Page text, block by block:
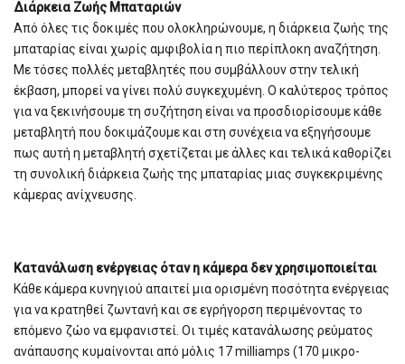
Διάρκεια Ζωής Μπαταριών
Από όλες τις δοκιμές που ολοκληρώνουμε, η διάρκεια ζωής της
μπαταρίας είναι χωρίς αμφιβολία η πιο περίπλοκη αναζήτηση.
Με τόσες πολλές μεταβλητές που συμβάλλουν στην τελική
έκβαση, μπορεί να γίνει πολύ συγκεχυμένη. Ο καλύτερος τρόπος
για να ξεκινήσουμε τη συζήτηση είναι να προσδιορίσουμε κάθε
μεταβλητή που δοκιμάζουμε και στη συνέχεια να εξηγήσουμε
πως αυτή η μεταβλητή σχετίζεται με άλλες και τελικά καθορίζει
τη συνολική διάρκεια ζωής της μπαταρίας μιας συγκεκριμένης
κάμερας ανίχνευσης.
Κατανάλωση ενέργειας όταν η κάμερα δεν χρησιμοποιείται
Κάθε κάμερα κυνηγιού απαιτεί μια ορισμένη ποσότητα ενέργειας
για να κρατηθεί ζωντανή και σε εγρήγορση περιμένοντας το
επόμενο ζώο να εμφανιστεί. Οι τιμές κατανάλωσης ρεύματος
ανάπαυσης κυμαίνονται από μόλις 17 milliamps (170 μικρο-